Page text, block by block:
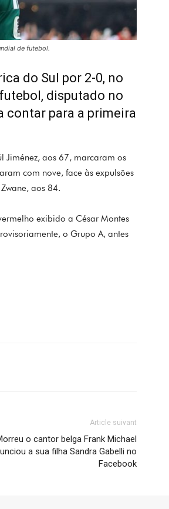
de futebol.
do Sul por 2-0, no
disputado no
contar para a primeira
Jiménez, aos 67, marcaram os
com nove, face às expulsões
aos 84.
exibido a César Montes
o Grupo A, antes
Article suivant
o cantor belga Frank Michael
a sua filha Sandra Gabelli no
Facebook